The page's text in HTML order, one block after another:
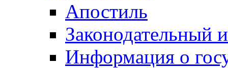
Апостиль
Законодательный
Информация о